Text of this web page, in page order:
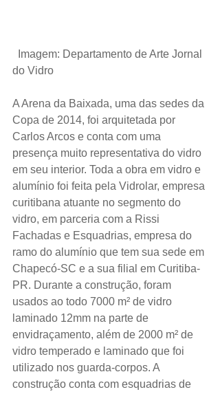
Imagem: Departamento de Arte Jornal
do Vidro
A Arena da Baixada, uma das sedes da
Copa de 2014, foi arquitetada por
Carlos Arcos e conta com uma
presença muito representativa do vidro
em seu interior. Toda a obra em vidro e
alumínio foi feita pela Vidrolar, empresa
curitibana atuante no segmento do
vidro, em parceria com a Rissi
Fachadas e Esquadrias, empresa do
ramo do alumínio que tem sua sede em
Chapecó-SC e a sua filial em Curitiba-
PR. Durante a construção, foram
usados ao todo 7000 m² de vidro
laminado 12mm na parte de
envidraçamento, além de 2000 m² de
vidro temperado e laminado que foi
utilizado nos guarda-corpos. A
construção conta com esquadrias de